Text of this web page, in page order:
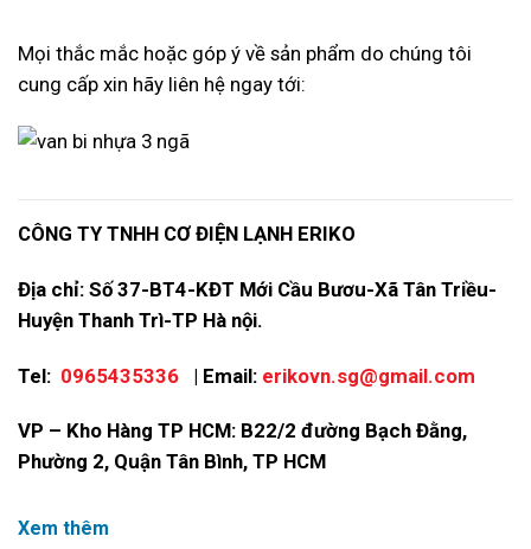
Mọi thắc mắc hoặc góp ý về sản phẩm do chúng tôi
cung cấp xin hãy liên hệ ngay tới:
CÔNG TY TNHH CƠ ĐIỆN LẠNH ERIKO
Địa chỉ: Số 37-BT4-KĐT Mới Cầu Bươu-Xã Tân Triều-
Huyện Thanh Trì-TP Hà nội.
Tel: 0965435336 | Email: erikovn.sg@gmail.com
VP – Kho Hàng TP HCM: B22/2 đường Bạch Đằng,
Phường 2, Quận Tân Bình, TP HCM
Xem thêm